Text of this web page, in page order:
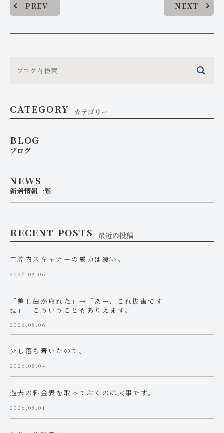
PREV NEXT
CATEGORY カテゴリー
BLOG
ブログ
NEWS
新着情報一覧
RECENT POSTS 最近の投稿
口腔内スキャナーの威力は凄い。
2026.08.06
「差し歯が取れた」→「あー、これ抜歯です
ね」 こういうこともありえます。
2026.08.06
少し落ち着いたので。
2026.08.04
過去の料金表を取っておくのは大事です。
2026.08.01